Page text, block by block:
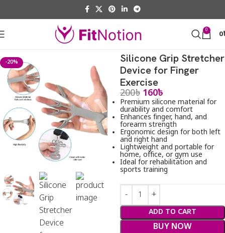
0 0
Exercise & Fitness
-20%
Silicone Grip Stretcher
Device for Finger
Exercise
200৳ 160৳
Premium silicone material for
durability and comfort
Enhances finger, hand, and
forearm strength
Ergonomic design for both left
and right hand
Lightweight and portable for
home, office, or gym use
Ideal for rehabilitation and
sports training
ADD TO CART
BUY NOW